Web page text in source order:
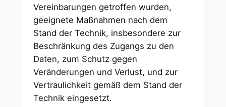
Vereinbarungen getroffen wurden,
geeignete Maßnahmen nach dem
Stand der Technik, insbesondere zur
Beschränkung des Zugangs zu den
Daten, zum Schutz gegen
Veränderungen und Verlust, und zur
Vertraulichkeit gemäß dem Stand der
Technik eingesetzt.